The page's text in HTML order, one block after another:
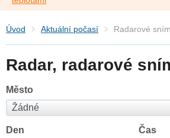
Úvod Aktuální počasí Radarové
Radar, radarové
Město
Den Čas